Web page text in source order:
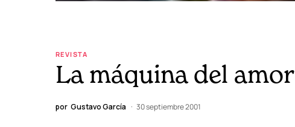
REVISTA
La máquina del amor
por Gustavo García 30 septiembre 2001